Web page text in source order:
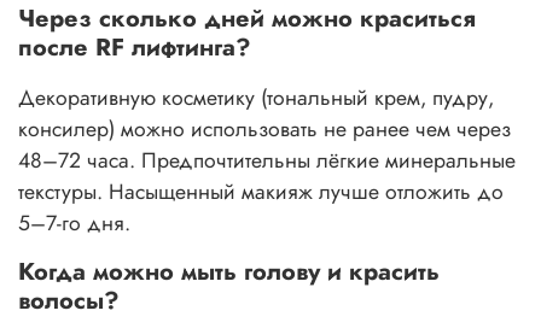
Через сколько дней можно краситься
после RF лифтинга?
Декоративную косметику (тональный крем, пудру,
консилер) можно использовать не ранее чем через
48–72 часа. Предпочтительны лёгкие минеральные
текстуры. Насыщенный макияж лучше отложить до
5–7-го дня.
Когда можно мыть голову и красить
волосы?